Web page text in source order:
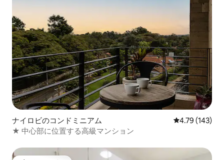
ナイロビのコンドミニアム レビュー143
4.79 (143)
★ 中心部に位置する高級マンション